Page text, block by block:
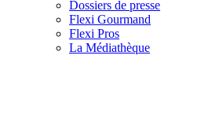
Dossiers de presse
Flexi Gourmand
Flexi Pros
La Médiathèque